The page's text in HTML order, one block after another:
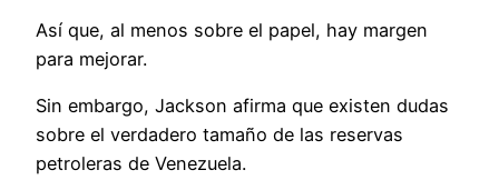
Así que, al menos sobre el papel, hay margen
para mejorar.
Sin embargo, Jackson afirma que existen dudas
sobre el verdadero tamaño de las reservas
petroleras de Venezuela.